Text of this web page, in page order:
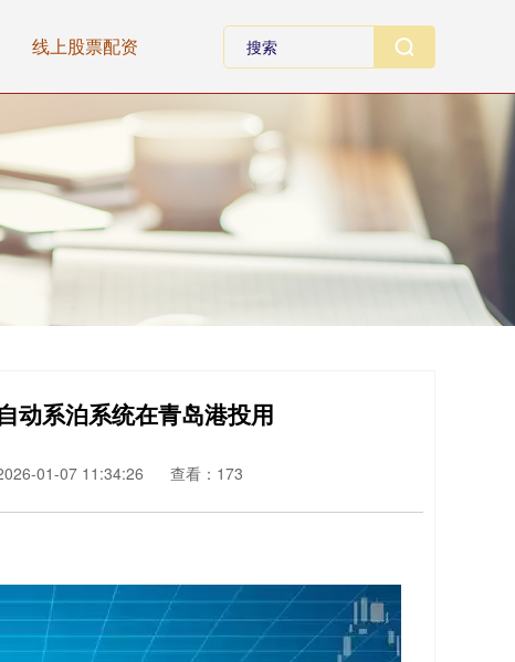
线上股票配资
动系泊系统在青岛港投用
01-07 11:34:26 查看：173